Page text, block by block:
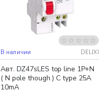
В наличии DELIXI
Авт. DZ47sLES top line 1P+N
( N pole though ) C type 25A
10mA